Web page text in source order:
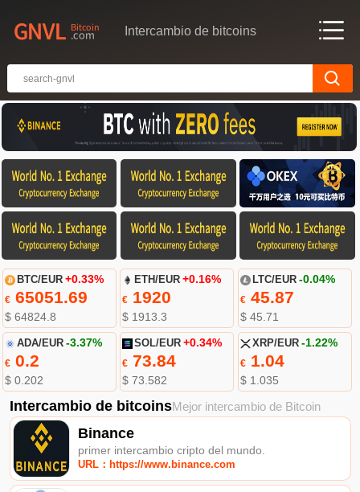
Intercambio de bitcoins
BTC/EUR +0.33%
€65051.69
$ 64824.8
ETH/EUR +0.16%
€ 1920
$ 1913.3
LTC/EUR -0.04%
€45.87
$ 45.71
ADA/EUR -3.37%
€0.2
$ 0.202
SOL/EUR +0.34%
€ 73.84
$ 73.582
XRP/EUR -1.22%
€1.04
$ 1.035
Intercambio de bitcoinsMejor intercambio de Bitcoin
Binance
primer intercambio cripto del mundo.
URL：https://www.binance.com